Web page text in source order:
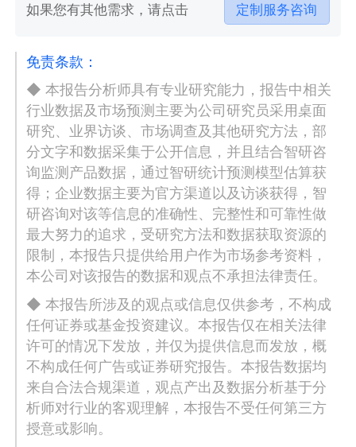
如果您有其他需求，请点击 定制服务咨询
免责条款：
◆ 本报告分析师具有专业研究能力，报告中相关
行业数据及市场预测主要为公司研究员采用桌面
研究、业界访谈、市场调查及其他研究方法，部
分文字和数据采集于公开信息，并且结合智研咨
询监测产品数据，通过智研统计预测模型估算获
得；企业数据主要为官方渠道以及访谈获得，智
研咨询对该等信息的准确性、完整性和可靠性做
最大努力的追求，受研究方法和数据获取资源的
限制，本报告只提供给用户作为市场参考资料，
本公司对该报告的数据和观点不承担法律责任。
◆ 本报告所涉及的观点或信息仅供参考，不构成
任何证券或基金投资建议。本报告仅在相关法律
许可的情况下发放，并仅为提供信息而发放，概
不构成任何广告或证券研究报告。本报告数据均
来自合法合规渠道，观点产出及数据分析基于分
析师对行业的客观理解，本报告不受任何第三方
授意或影响。